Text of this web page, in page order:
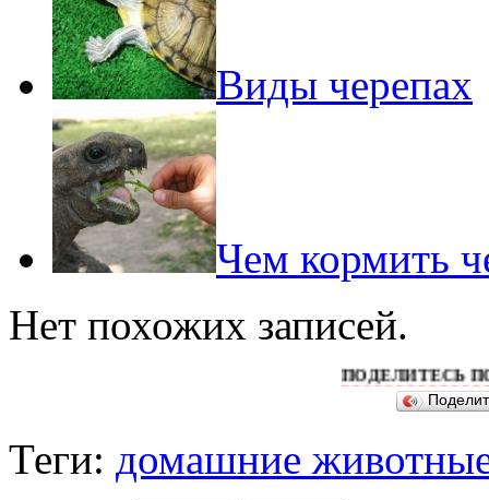
Виды черепах
Чем кормить
Нет похожих записей.
ПОДЕЛИТЕСЬ
Теги: домашние